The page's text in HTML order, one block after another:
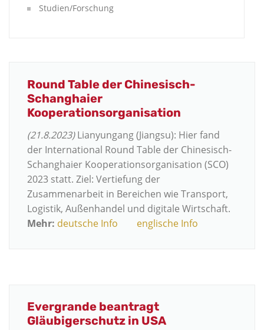
Studien/Forschung
Round Table der Chinesisch-
Schanghaier
Kooperationsorganisation
(21.8.2023)Lianyungang (Jiangsu): Hier fand
der International Round Table der Chinesisch-
Schanghaier Kooperationsorganisation (SCO)
2023 statt. Ziel: Vertiefung der
Zusammenarbeit in Bereichen wie Transport,
Logistik, Außenhandel und digitale Wirtschaft.
Mehr: deutsche Info englische Info
Evergrande beantragt
Gläubigerschutz in USA